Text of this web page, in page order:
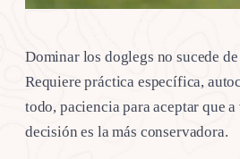
Dominar los doglegs no sucede
Requiere práctica específica,
todo, paciencia para aceptar que
decisión es la más conservadora.